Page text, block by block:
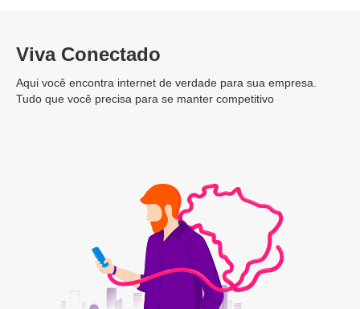
Viva Conectado
Aqui você encontra internet de verdade para sua empresa.
Tudo que você precisa para se manter competitivo